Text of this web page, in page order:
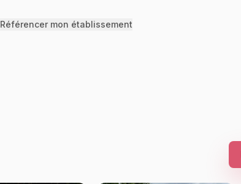
Référencer mon établissement